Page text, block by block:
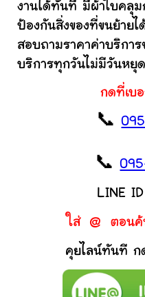
งานได้ทันที มีผ้าใบคลุ
ป้องกันสิ่งของที่ขนย้าย
สอบถามราคาค่าบริกา
บริการทุกวันไม่มีวันหยุด
กดที่เบ
📞
📞
LINE
ใส่ @ ตอนค้
คุยไลน์ทันที ก